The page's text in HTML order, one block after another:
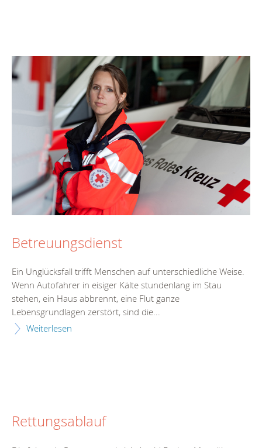
Betreuungsdienst
Ein Unglücksfall trifft Menschen auf unterschiedliche Weise.
Wenn Autofahrer in eisiger Kälte stundenlang im Stau
stehen, ein Haus abbrennt, eine Flut ganze
Lebensgrundlagen zerstört, sind die...
Weiterlesen
Rettungsablauf